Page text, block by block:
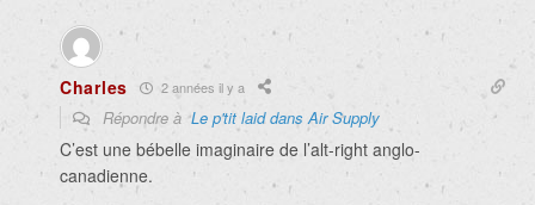
Charles 2 années il y a
Répondre àLe p'tit laid dans Air Supply
C’est une bébelle imaginaire de l’alt-right anglo-
canadienne.